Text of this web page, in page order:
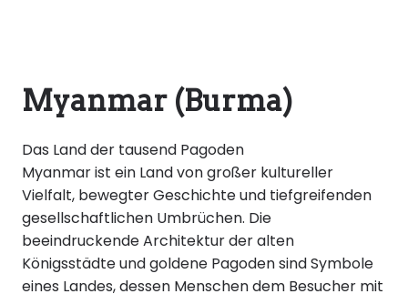
Myanmar (Burma)
Das Land der tausend Pagoden
Myanmar ist ein Land von großer kultureller
Vielfalt, bewegter Geschichte und tiefgreifenden
gesellschaftlichen Umbrüchen. Die
beeindruckende Architektur der alten
Königsstädte und goldene Pagoden sind Symbole
eines Landes, dessen Menschen dem Besucher mit